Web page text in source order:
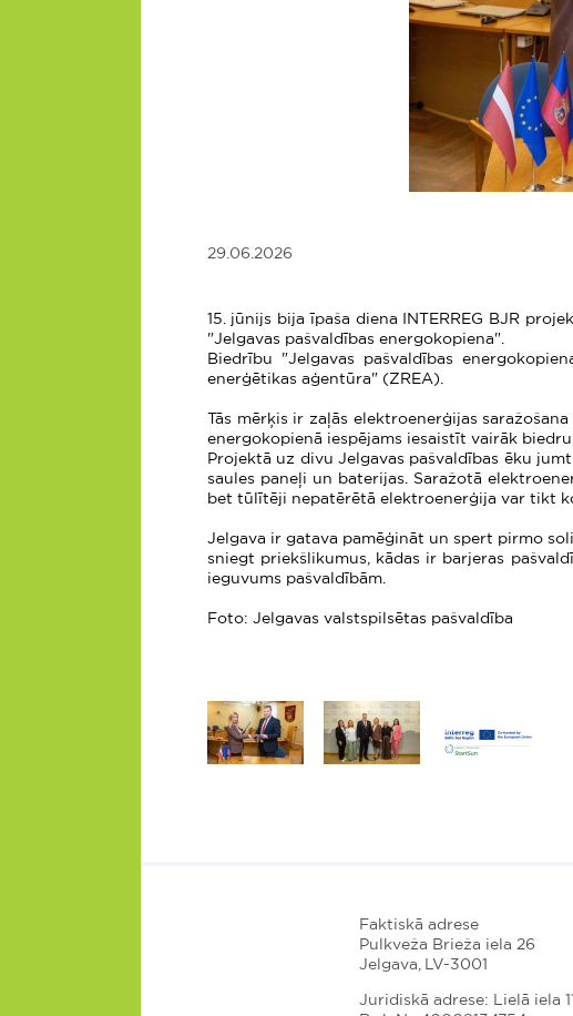
29.06.2026
15. jūnijs bija īpaša diena INTERREG BJR
"Jelgavas pašvaldības energokopiena".
Biedrību "Jelgavas pašvaldības
enerģētikas aģentūra" (ZREA).
Tās mērķis ir zaļās elektroenerģijas
energokopienā iespējams iesaistīt vairāk
Projektā uz divu Jelgavas pašvaldības ēku
saules paneļi un baterijas. Saražotā
bet tūlītēji nepatērētā elektroenerģija var tikt
Jelgava ir gatava pamēģināt un spert pirmo
sniegt priekšlikumus, kādas ir barjeras
ieguvums pašvaldībām.
Foto: Jelgavas valstspilsētas pašvaldība
Faktiskā adrese
Pulkveža Brieža iela 26
Jelgava, LV-3001
Juridiskā adrese: Lielā iela 11